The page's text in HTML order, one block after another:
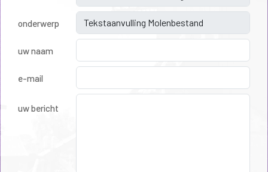
onderwerp
uw naam
e-mail
uw bericht